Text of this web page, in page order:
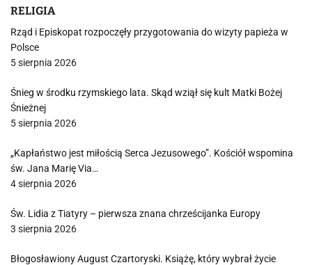
RELIGIA
Rząd i Episkopat rozpoczęły przygotowania do wizyty papieża w
Polsce
5 sierpnia 2026
Śnieg w środku rzymskiego lata. Skąd wziął się kult Matki Bożej
Śnieżnej
5 sierpnia 2026
„Kapłaństwo jest miłością Serca Jezusowego”. Kościół wspomina
św. Jana Marię Via…
4 sierpnia 2026
Św. Lidia z Tiatyry – pierwsza znana chrześcijanka Europy
3 sierpnia 2026
Błogosławiony August Czartoryski. Książę, który wybrał życie